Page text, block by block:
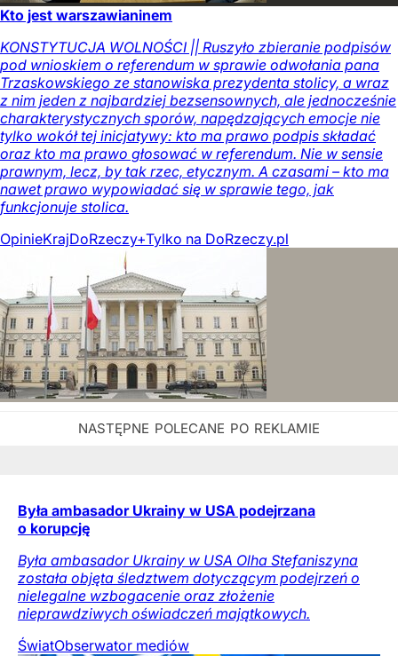
Kto jest warszawianinem
KONSTYTUCJA WOLNOŚCI || Ruszyło zbieranie podpisów
pod wnioskiem o referendum w sprawie odwołania pana
Trzaskowskiego ze stanowiska prezydenta stolicy, a wraz
z nim jeden z najbardziej bezsensownych, ale jednocześnie
charakterystycznych sporów, napędzających emocje nie
tylko wokół tej inicjatywy: kto ma prawo podpis składać
oraz kto ma prawo głosować w referendum. Nie w sensie
prawnym, lecz, by tak rzec, etycznym. A czasami – kto ma
nawet prawo wypowiadać się w sprawie tego, jak
funkcjonuje stolica.
OpinieKrajDoRzeczy+Tylko na DoRzeczy.pl
Była ambasador Ukrainy w USA podejrzana
o korupcję
Była ambasador Ukrainy w USA Olha Stefaniszyna
została objęta śledztwem dotyczącym podejrzeń o
nielegalne wzbogacenie oraz złożenie
nieprawdziwych oświadczeń majątkowych.
ŚwiatObserwator mediów